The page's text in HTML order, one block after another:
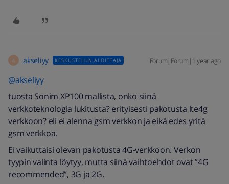
A akseliyy KESKUSTELUN ALOITTAJA Forum|Forum|1 year ago
@akseliyy
tuosta Sonim XP100 mallista, onko siinä
verkkoteknologia lukitusta? erityisesti pakotusta lte4g
verkkoon? eli ei alenna gsm verkkon ja eikä edes yritä
gsm verkkoa.
Ei vaikuttaisi olevan pakotusta 4G-verkkoon. Verkon
tyypin valinta löytyy, mutta siinä vaihtoehdot ovat ”4G
recommended”, 3G ja 2G.